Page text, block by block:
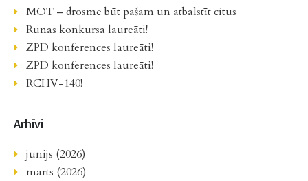
MOT – drosme būt pašam un atbalstīt citus
Runas konkursa laureāti!
ZPD konferences laureāti!
ZPD konferences laureāti!
RCHV-140!
Arhīvi
jūnijs (2026)
marts (2026)